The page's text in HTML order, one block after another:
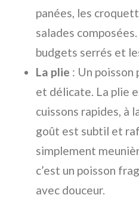
panées, les
salades
budgets serrés et
La plie : Un poisson
et délicate. La plie
cuissons rapides, à
goût est subtil et
simplement
c’est un poisson
avec douceur.